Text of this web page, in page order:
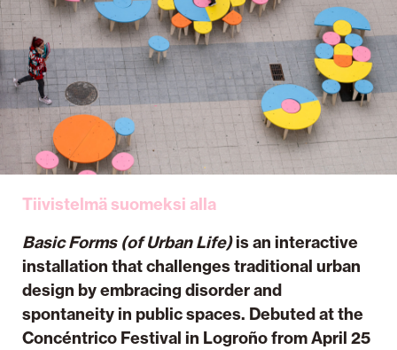
Tiivistelmä suomeksi alla
Basic Forms (of Urban Life)is an interactive
installation that challenges traditional urban
design by embracing disorder and
spontaneity in public spaces. Debuted at the
Concéntrico Festival in Logroño from April 25